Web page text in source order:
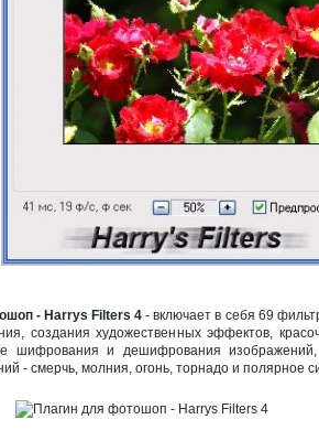
- Harrys Filters 4 - включает в себя 69
создания художественных эффектов,
шифрования и дешифрования
- смерчь, молния, огонь, торнадо и полярное